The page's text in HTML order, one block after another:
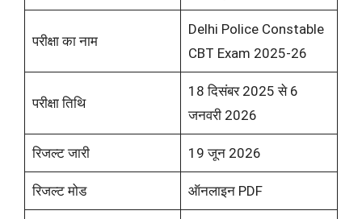
परीक्षा का नाम
Delhi Police Constable
CBT Exam 2025-26
परीक्षा तिथि
18 दिसंबर 2025 से 6
जनवरी 2026
रिजल्ट जारी 19 जून 2026
रिजल्ट मोड ऑनलाइन PDF